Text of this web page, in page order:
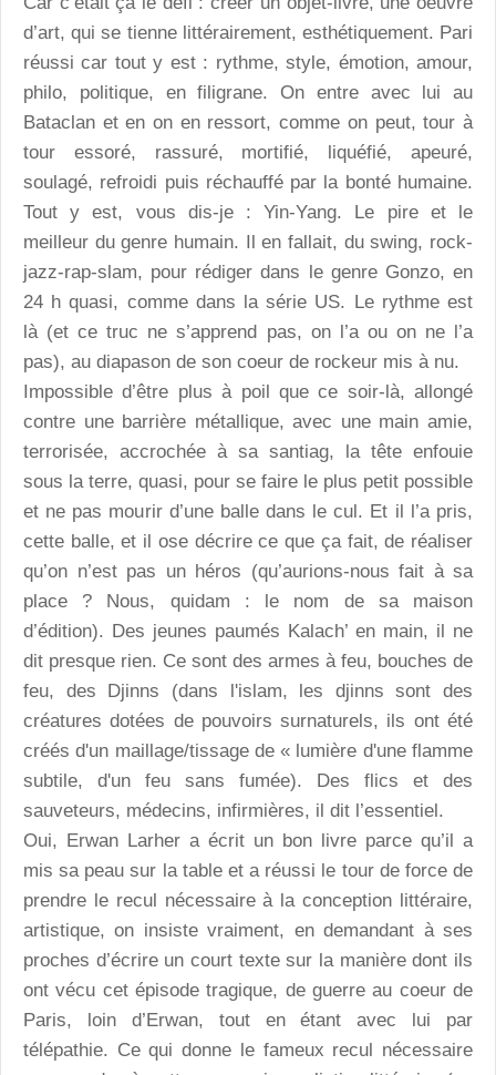
d’art, qui se tienne littérairement, esthétiquement. Pari
réussi car tout y est : rythme, style, émotion, amour,
philo, politique, en filigrane. On entre avec lui au
Bataclan et en on en ressort, comme on peut, tour à
tour essoré, rassuré, mortifié, liquéfié, apeuré,
soulagé, refroidi puis réchauffé par la bonté humaine.
Tout y est, vous dis-je : Yin-Yang. Le pire et le
meilleur du genre humain. Il en fallait, du swing, rock-
jazz-rap-slam, pour rédiger dans le genre Gonzo, en
24 h quasi, comme dans la série US. Le rythme est
là (et ce truc ne s’apprend pas, on l’a ou on ne l’a
pas), au diapason de son coeur de rockeur mis à nu.
Impossible d’être plus à poil que ce soir-là, allongé
contre une barrière métallique, avec une main amie,
terrorisée, accrochée à sa santiag, la tête enfouie
sous la terre, quasi, pour se faire le plus petit possible
et ne pas mourir d’une balle dans le cul. Et il l’a pris,
cette balle, et il ose décrire ce que ça fait, de réaliser
qu’on n’est pas un héros (qu’aurions-nous fait à sa
place ? Nous, quidam : le nom de sa maison
d’édition). Des jeunes paumés Kalach’ en main, il ne
dit presque rien. Ce sont des armes à feu, bouches de
feu, des Djinns (dans l'islam, les djinns sont des
créatures dotées de pouvoirs surnaturels, ils ont été
créés d'un maillage/tissage de « lumière d'une flamme
subtile, d'un feu sans fumée). Des flics et des
sauveteurs, médecins, infirmières, il dit l’essentiel.
Oui, Erwan Larher a écrit un bon livre parce qu’il a
mis sa peau sur la table et a réussi le tour de force de
prendre le recul nécessaire à la conception littéraire,
artistique, on insiste vraiment, en demandant à ses
proches d’écrire un court texte sur la manière dont ils
ont vécu cet épisode tragique, de guerre au coeur de
Paris, loin d’Erwan, tout en étant avec lui par
télépathie. Ce qui donne le fameux recul nécessaire